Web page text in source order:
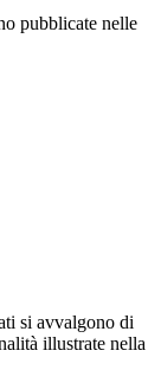
pubblicate nelle
si avvalgono di
illustrate nella